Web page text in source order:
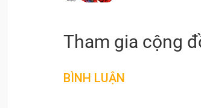
Tham gia cộng
BÌNH LUẬN